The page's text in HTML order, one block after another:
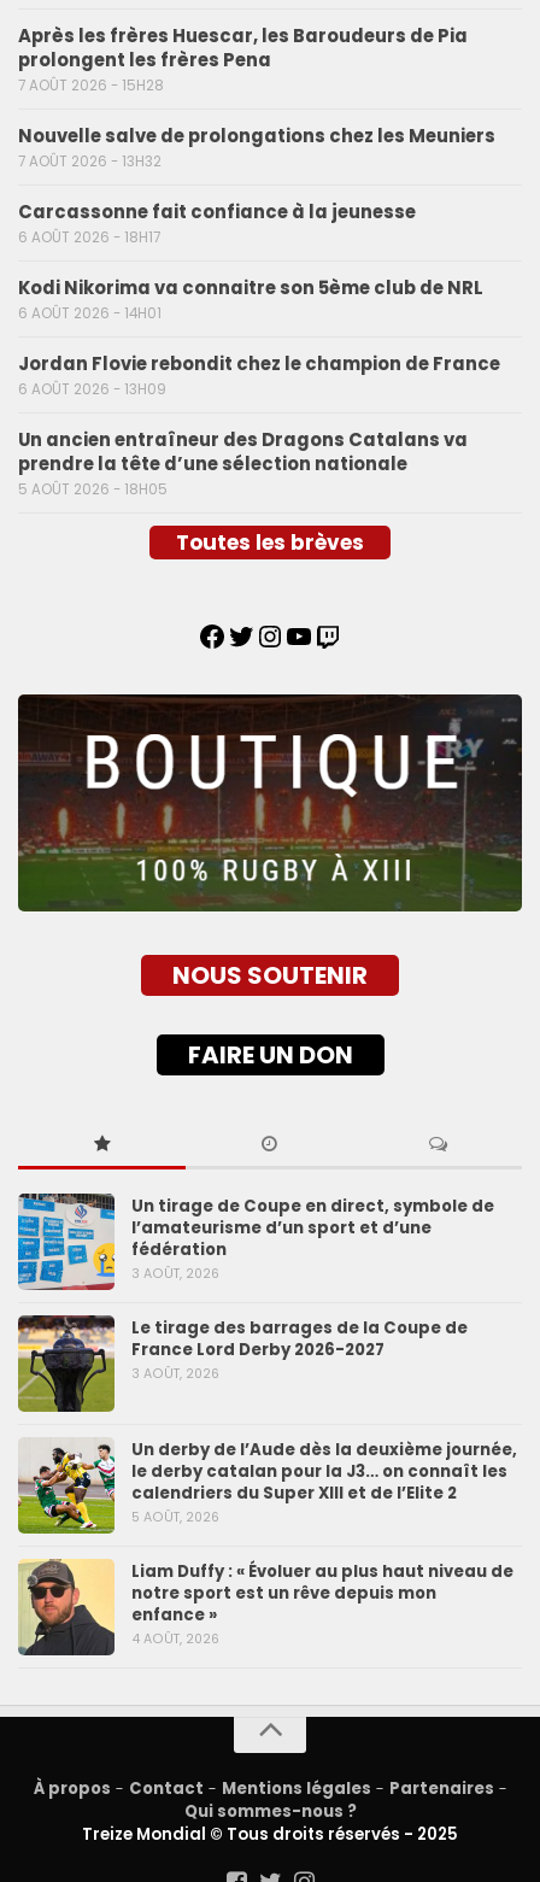
Après les frères Huescar, les Baroudeurs de Pia
prolongent les frères Pena
7 AOÛT 2026 - 15H28
Nouvelle salve de prolongations chez les Meuniers
7 AOÛT 2026 - 13H32
Carcassonne fait confiance à la jeunesse
6 AOÛT 2026 - 18H17
Kodi Nikorima va connaitre son 5ème club de NRL
6 AOÛT 2026 - 14H01
Jordan Flovie rebondit chez le champion de France
6 AOÛT 2026 - 13H09
Un ancien entraîneur des Dragons Catalans va
prendre la tête d’une sélection nationale
5 AOÛT 2026 - 18H05
Toutes les brèves
NOUS SOUTENIR
FAIRE UN DON
Un tirage de Coupe en direct, symbole de
l’amateurisme d’un sport et d’une
fédération
3 AOÛT, 2026
Le tirage des barrages de la Coupe de
France Lord Derby 2026-2027
3 AOÛT, 2026
Un derby de l’Aude dès la deuxième journée,
le derby catalan pour la J3… on connaît les
calendriers du Super XIII et de l’Elite 2
5 AOÛT, 2026
Liam Duffy : « Évoluer au plus haut niveau de
notre sport est un rêve depuis mon
enfance »
4 AOÛT, 2026
À propos - Contact - Mentions légales - Partenaires -
Qui sommes-nous ?
Treize Mondial © Tous droits réservés - 2025